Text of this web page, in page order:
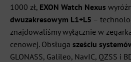
1000 zł, EXON Watch Nexus
dwuzakresowym L1+L5 –
znajdowaliśmy wyłącznie w
cenowej. Obsługa sześciu
GLONASS, Galileo, NavIC, QZSS i